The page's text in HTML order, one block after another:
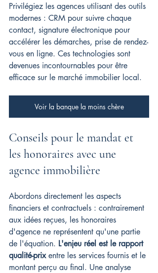
Privilégiez les agences utilisant des outils
modernes : CRM pour suivre chaque
contact, signature électronique pour
accélérer les démarches, prise de rendez-
vous en ligne. Ces technologies sont
devenues incontournables pour être
efficace sur le marché immobilier local.
Voir la banque la moins chère
Conseils pour le mandat et
les honoraires avec une
agence immobilière
Abordons directement les aspects
financiers et contractuels : contrairement
aux idées reçues, les honoraires
d'agence ne représentent qu'une partie
de l'équation. L'enjeu réel est le rapport
qualité-prix entre les services fournis et le
montant perçu au final. Une analyse